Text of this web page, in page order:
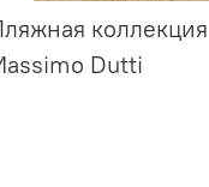
коллекция
Dutti